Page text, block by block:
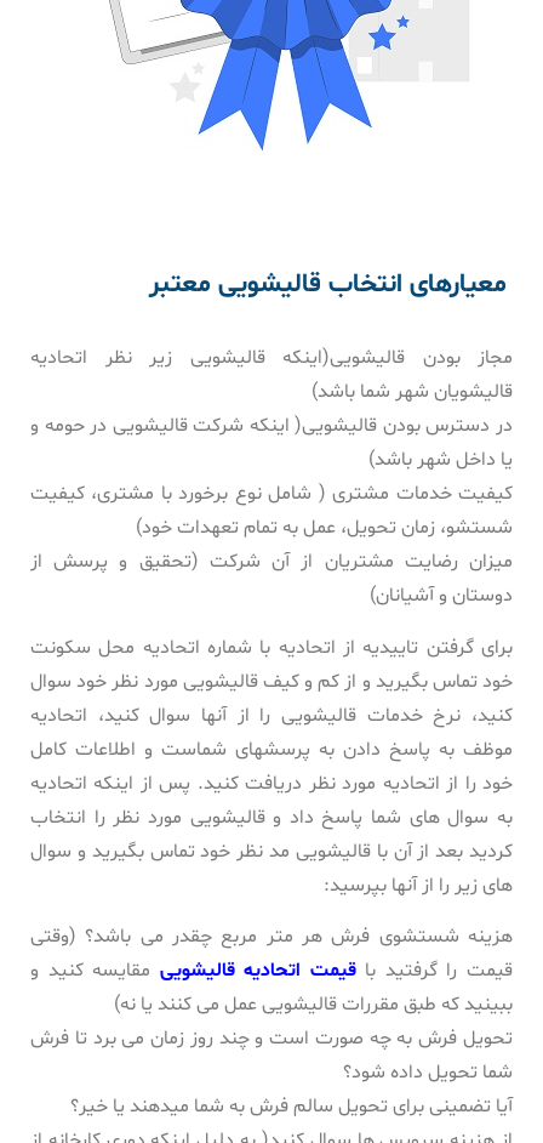
معیارهای انتخاب قالیشویی معتبر
مجاز بودن قالیشویی‌(اینکه قالیشویی زیر نظر اتحادیه
قالیشویان شهر شما باشد)
در دسترس بودن قالیشویی( اینکه شرکت قالیشویی در حومه و
یا داخل شهر باشد)
کیفیت خدمات مشتری ( شامل نوع برخورد با مشتری، کیفیت
شستشو، زمان تحویل، عمل به تمام تعهدات خود)
میزان رضایت مشتریان از آن شرکت (تحقیق و پرسش از
دوستان و آشیانان)
برای گرفتن تاییدیه از اتحادیه با شماره اتحادیه محل سکونت
خود تماس بگیرید و از کم و کیف قالیشویی مورد نظر خود سوال
کنید، نرخ خدمات قالیشویی را از آنها سوال کنید، اتحادیه
موظف به پاسخ دادن به پرسشهای شماست و اطلاعات کامل
خود را از اتحادیه مورد نظر دریافت کنید. پس از اینکه اتحادیه
به سوال های شما پاسخ داد و قالیشویی مورد نظر را انتخاب
کردید بعد از آن با قالیشویی مد نظر خود تماس بگیرید و سوال
های زیر را از آنها بپرسید:
هزینه شستشوی فرش هر متر مربع چقدر می باشد؟ (وقتی
قیمت را گرفتید باقیمت اتحادیه قالیشویی مقایسه کنید و
ببینید که طبق مقررات قالیشویی عمل می کنند یا نه)
تحویل فرش به چه صورت است و چند روز زمان می برد تا فرش
شما تحویل داده شود؟
آیا تضمینی برای تحویل سالم فرش به شما میدهند یا خیر؟